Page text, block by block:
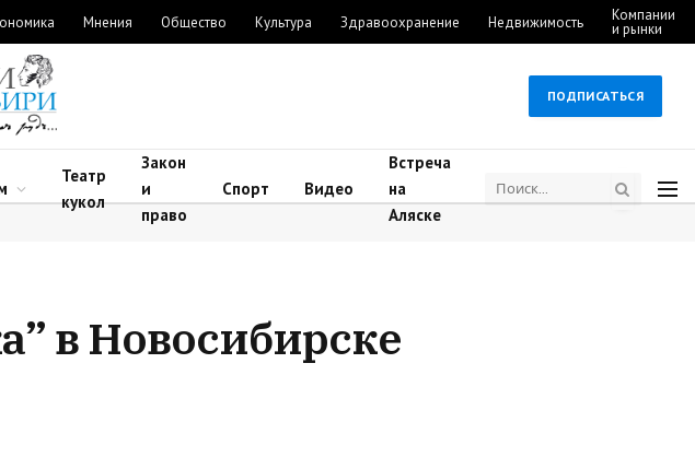
Мнения Общество Культура Здравоохранение Недвижимость Компании
и рынки
ПОДПИСАТЬСЯ
Театр
кукол
Закон
и
право
Спорт Видео
Встреча
на
Аляске
в Новосибирске